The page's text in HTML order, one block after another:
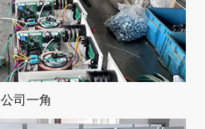
公司一角